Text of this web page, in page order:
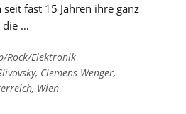
seit fast 15 Jahren ihre ganz
die …
Rock/Elektronik
, Clemens Wenger,
, Wien